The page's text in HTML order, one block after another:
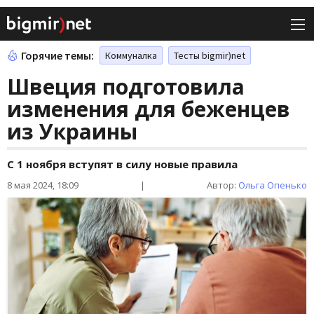
Горячие темы: Коммуналка Тесты bigmir)net
Швеция подготовила
изменения для беженцев
из Украины
С 1 ноября вступят в силу новые правила
8 мая 2024, 18:09 | Автор: Ольга Опенько